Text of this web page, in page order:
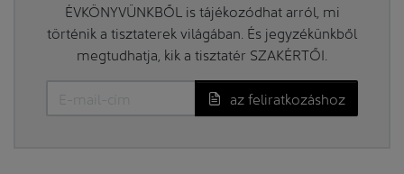
ÉVKÖNYVÜNKBŐL is tájékozódhat arról, mi
történik a tisztaterek világában. És jegyzékünkből
megtudhatja, kik a tisztatér SZAKÉRTŐI.
az feliratkozáshoz